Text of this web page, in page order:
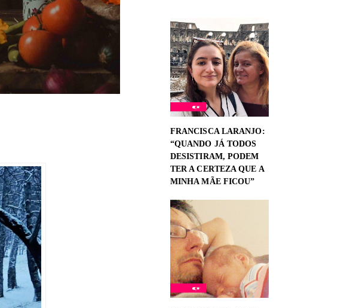
FRANCISCA LARANJO:
“QUANDO JÁ TODOS
DESISTIRAM, PODEM
TER A CERTEZA QUE A
MINHA MÃE FICOU”